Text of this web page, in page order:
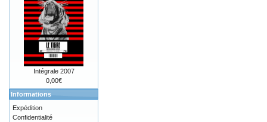
Intégrale 2007
0,00€
Informations
Expédition
Confidentialité